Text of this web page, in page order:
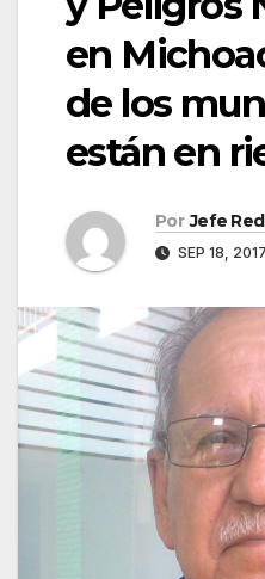
en
de los
están en
Por Jefe
SEP 18, 2017